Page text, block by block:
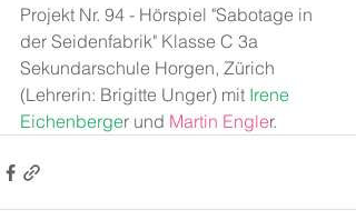
Projekt Nr. 94 - Hörspiel "Sabotage in
der Seidenfabrik" Klasse C 3a
Sekundarschule Horgen, Zürich
(Lehrerin: Brigitte Unger) mit Irene
Eichenberger und Martin Engler.